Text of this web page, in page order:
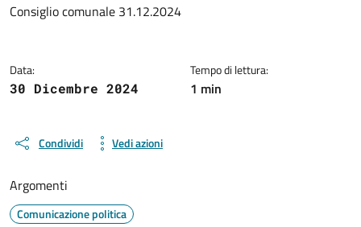
Dettagli del documento
Consiglio comunale 31.12.2024
Data:
30 Dicembre 2024
Tempo di lettura:
1 min
Condividi Vedi azioni
Argomenti
Comunicazione politica